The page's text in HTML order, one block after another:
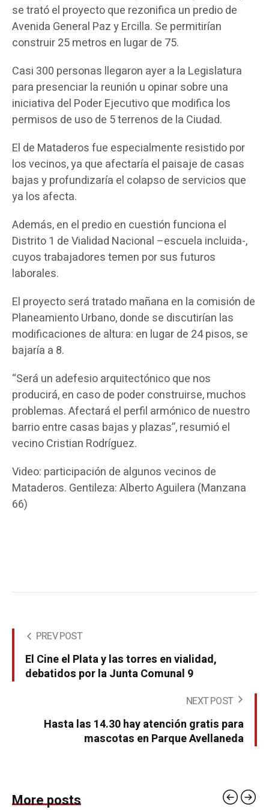
se trató el proyecto que rezonifica un predio de
Avenida General Paz y Ercilla. Se permitirían
construir 25 metros en lugar de 75.
Casi 300 personas llegaron ayer a la Legislatura
para presenciar la reunión u opinar sobre una
iniciativa del Poder Ejecutivo que modifica los
permisos de uso de 5 terrenos de la Ciudad.
El de Mataderos fue especialmente resistido por
los vecinos, ya que afectaría el paisaje de casas
bajas y profundizaría el colapso de servicios que
ya los afecta.
Además, en el predio en cuestión funciona el
Distrito 1 de Vialidad Nacional –escuela incluida-,
cuyos trabajadores temen por sus futuros
laborales.
El proyecto será tratado mañana en la comisión de
Planeamiento Urbano, donde se discutirían las
modificaciones de altura: en lugar de 24 pisos, se
bajaría a 8.
“Será un adefesio arquitectónico que nos
producirá, en caso de poder construirse, muchos
problemas. Afectará el perfil armónico de nuestro
barrio entre casas bajas y plazas”, resumió el
vecino Cristian Rodríguez.
Video: participación de algunos vecinos de
Mataderos. Gentileza: Alberto Aguilera (Manzana
66)
PREV POST
El Cine el Plata y las torres en vialidad,
debatidos por la Junta Comunal 9
NEXT POST
Hasta las 14.30 hay atención gratis para
mascotas en Parque Avellaneda
More posts